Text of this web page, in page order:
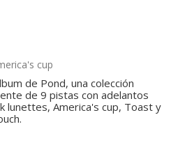
cup
de Pond, una colección
de 9 pistas con adelantos
lunettes, America's cup, Toast y